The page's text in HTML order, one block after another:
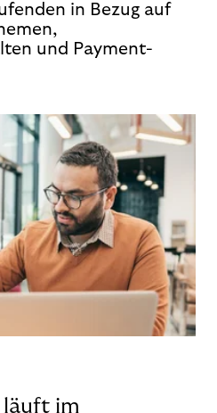
in Bezug auf
und Payment-
läuft im